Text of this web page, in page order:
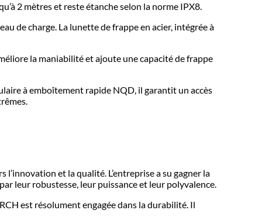
2 mètres et reste étanche selon la norme IPX8.
de charge. La lunette de frappe en acier, intégrée à
la maniabilité et ajoute une capacité de frappe
à emboîtement rapide NQD, il garantit un accès
et la qualité. L’entreprise a su gagner la
leur robustesse, leur puissance et leur polyvalence.
est résolument engagée dans la durabilité. Il